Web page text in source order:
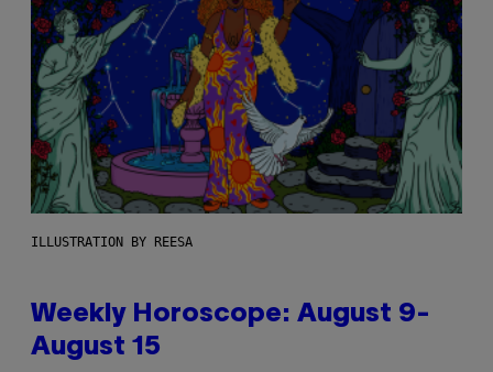
ILLUSTRATION BY REESA
Weekly Horoscope: August 9-
August 15